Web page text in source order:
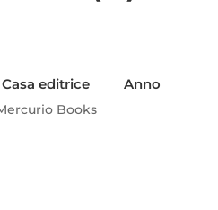
Casa editrice
Books
Anno